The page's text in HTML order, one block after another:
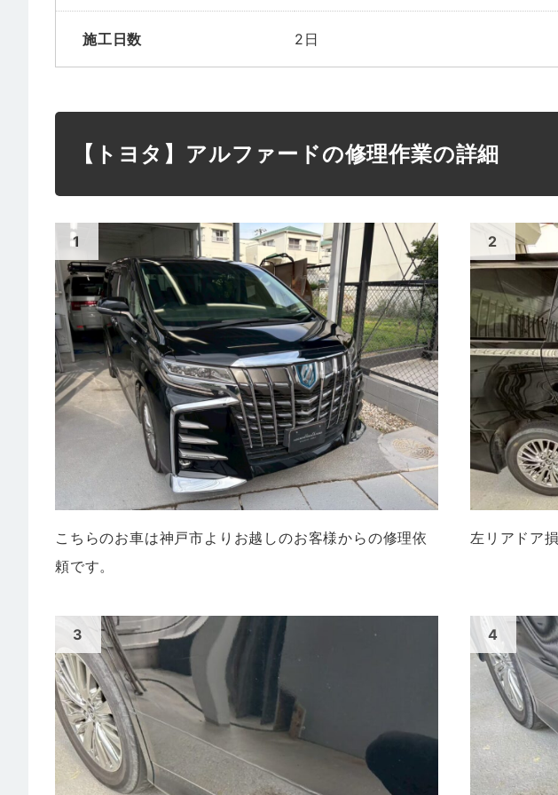
施工日数 2日
【トヨタ】アルファードの修理作業の詳細
こちらのお車は神戸市よりお越しのお客様からの修理依
頼です。
左リアドア